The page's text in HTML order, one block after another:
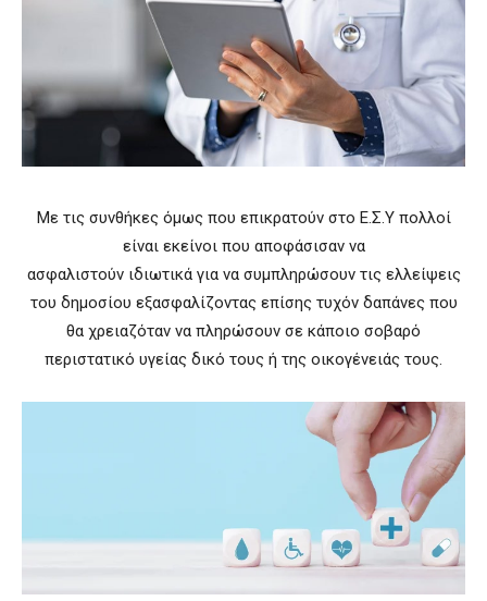
Με τις συνθήκες όμως που επικρατούν στο Ε.Σ.Υ πολλοί
είναι εκείνοι που αποφάσισαν να
ασφαλιστούν ιδιωτικά για να συμπληρώσουν τις ελλείψεις
του δημοσίου εξασφαλίζοντας επίσης τυχόν δαπάνες που
θα χρειαζόταν να πληρώσουν σε κάποιο σοβαρό
περιστατικό υγείας δικό τους ή της οικογένειάς τους.